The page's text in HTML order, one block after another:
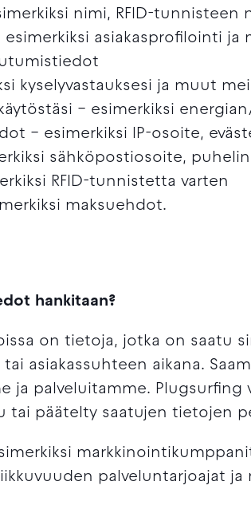
nimi, RFID-tunnisteen
esimerkiksi asiakasprofilointi
kyselyvastauksesi ja muut
– esimerkiksi
– esimerkiksi IP-osoite,
sähköpostiosoite,
RFID-tunnistetta varten
maksuehdot.
hankitaan?
on tietoja, jotka on saatu
asiakassuhteen aikana.
ja palveluitamme. Plugsurfing
tai päätelty saatujen tietojen
palveluntarjoajat